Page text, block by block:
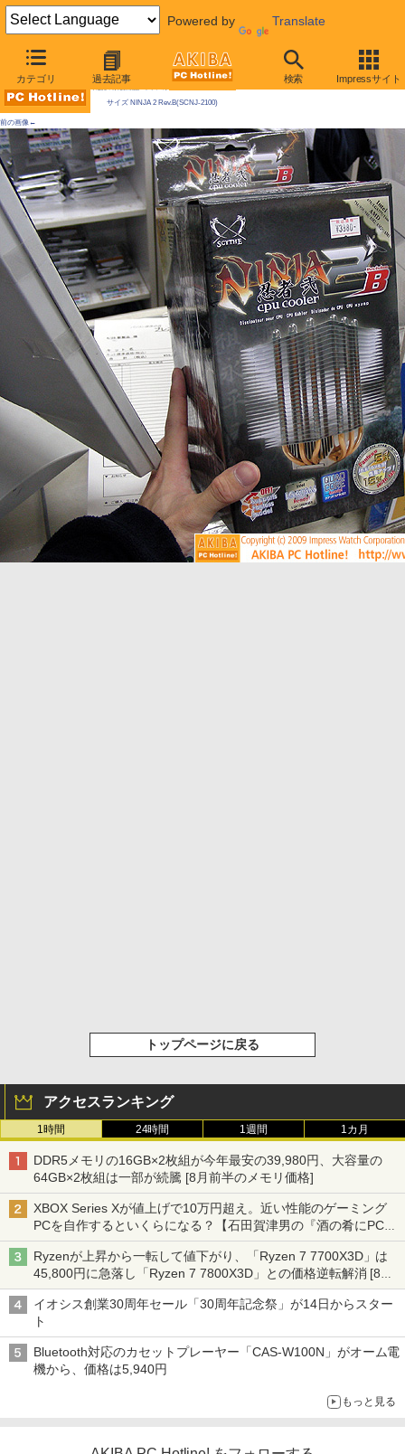
Powered by Translate
カテゴリ 過去記事 検索 Impressサイト
AKIBA PC Hotline! 2009年5月2日号
サイズ NINJA 2 Rev.B(SCNJ-2100)
前の画像←
トップページに戻る
アクセスランキング
1時間 24時間 1週間 1カ月
DDR5メモリの16GB×2枚組が今年最安の39,980円、大容量の
64GB×2枚組は一部が続騰 [8月前半のメモリ価格]
XBOX Series Xが値上げで10万円超え。近い性能のゲーミング
PCを自作するといくらになる？【石田賀津男の『酒の肴にPCゲ
ーム』】
Ryzenが上昇から一転して値下がり、「Ryzen 7 7700X3D」は
45,800円に急落し「Ryzen 7 7800X3D」との価格逆転解消 [8月
前半のCPU価格]
イオシス創業30周年セール「30周年記念祭」が14日からスター
ト
Bluetooth対応のカセットプレーヤー「CAS-W100N」がオーム電
機から、価格は5,940円
もっと見る